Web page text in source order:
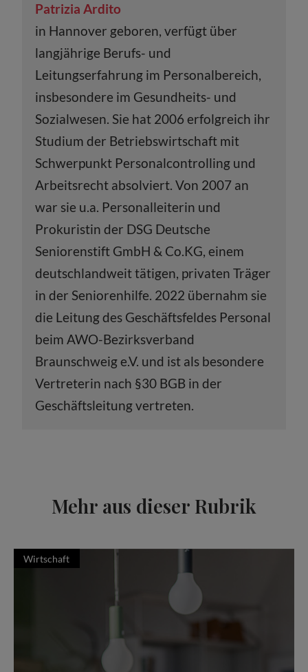
Patrizia Ardito
in Hannover geboren, verfügt über
langjährige Berufs- und
Leitungserfahrung im Personalbereich,
insbesondere im Gesundheits- und
Sozialwesen. Sie hat 2006 erfolgreich ihr
Studium der Betriebswirtschaft mit
Schwerpunkt Personalcontrolling und
Arbeitsrecht absolviert. Von 2007 an
war sie u.a. Personalleiterin und
Prokuristin der DSG Deutsche
Seniorenstift GmbH & Co.KG, einem
deutschlandweit tätigen, privaten Träger
in der Seniorenhilfe. 2022 übernahm sie
die Leitung des Geschäftsfeldes Personal
beim AWO-Bezirksverband
Braunschweig e.V. und ist als besondere
Vertreterin nach §30 BGB in der
Geschäftsleitung vertreten.
Mehr aus dieser Rubrik
Wirtschaft